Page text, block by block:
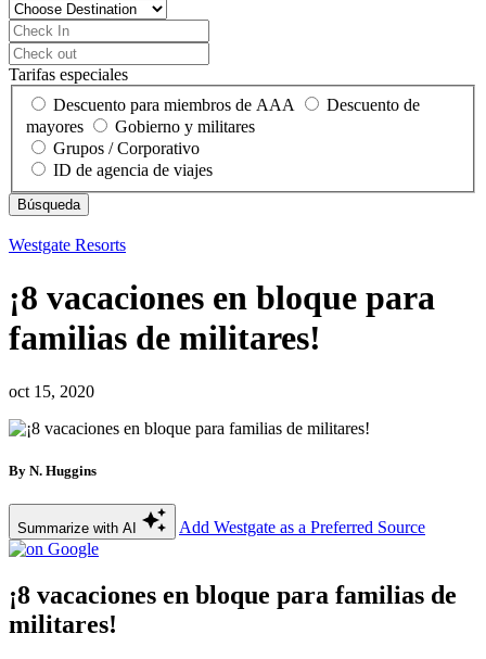
Tarifas especiales
Descuento para miembros de AAA
Descuento de
mayores
Gobierno y militares
Grupos / Corporativo
ID de agencia de viajes
Westgate Resorts
¡8 vacaciones en bloque para
familias de militares!
oct 15, 2020
By N. Huggins
Summarize with AI Add Westgate as a Preferred Source
¡8 vacaciones en bloque para familias de
militares!